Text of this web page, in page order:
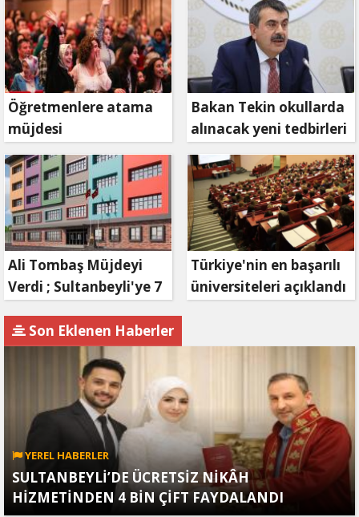
Öğretmenlere atama
müjdesi
Bakan Tekin okullarda
alınacak yeni tedbirleri
açıkladı
Ali Tombaş Müjdeyi
Verdi ; Sultanbeyli'ye 7
Türkiye'nin en başarılı
üniversiteleri açıklandı
Son Eklenen Haberler
YEREL HABERLER
SULTANBEYLİ’DE ÜCRETSİZ NİKÂH
HİZMETİNDEN 4 BİN ÇİFT FAYDALANDI